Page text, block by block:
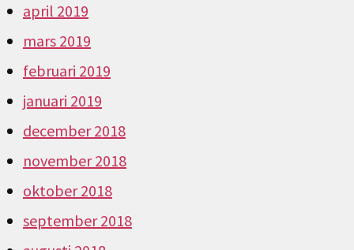
april 2019
mars 2019
februari 2019
januari 2019
december 2018
november 2018
oktober 2018
september 2018